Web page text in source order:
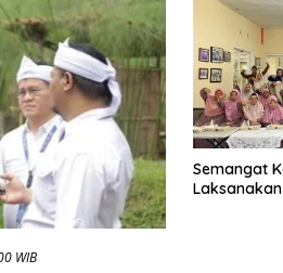
WIB
Semangat